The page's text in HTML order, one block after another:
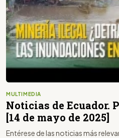
MULTIMEDIA
Noticias de Ecuador.
[14 de mayo de 2025]
Entérese de las noticias más